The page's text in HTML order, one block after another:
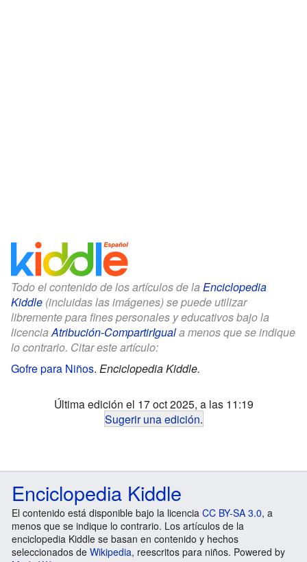
Todo el contenido de los artículos de la Enciclopedia
Kiddle (incluidas las imágenes) se puede utilizar
libremente para fines personales y educativos bajo la
licenciaAtribución-CompartirIguala menos que se indique
lo contrario. Citar este artículo:
Gofre para Niños. Enciclopedia Kiddle.
Última edición el 17 oct 2025, a las 11:19
Sugerir una edición.
Enciclopedia Kiddle
El contenido está disponible bajo la licencia CC BY-SA 3.0, a
menos que se indique lo contrario. Los artículos de la
enciclopedia Kiddle se basan en contenido y hechos
seleccionados de Wikipedia, reescritos para niños. Powered by